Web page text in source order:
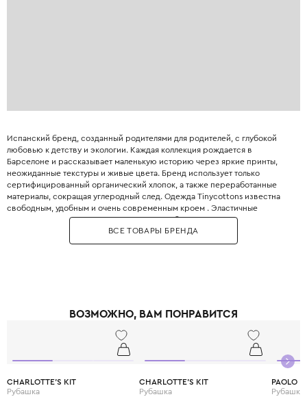
Испанский бренд, созданный родителями для родителей, с глубокой
любовью к детству и экологии. Каждая коллекция рождается в
Барселоне и рассказывает маленькую историю через яркие принты,
неожиданные текстуры и живые цвета. Бренд использует только
сертифицированный органический хлопок, а также переработанные
материалы, сокращая углеродный след. Одежда Tinycottons известна
свободным, удобным и очень современным кроем . Эластичные
манжеты, мягкие резинки и плоские швы обеспечивают максимальную
свободу движений для игр и сна. Принты являются визитной карточкой
бренда: забавные животные, абстрактные узоры, коллаборации с
ВСЕ ТОВАРЫ БРЕНДА
ВОЗМОЖНО, ВАМ ПОНРАВИТСЯ
CHARLOTTE'S KIT
Рубашка
CHARLOTTE'S KIT
Рубашка
PAOLO
Рубашка